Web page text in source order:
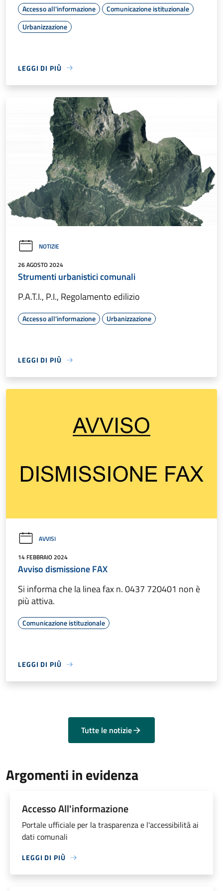
Accesso all'informazione
Comunicazione istituzionale
Urbanizzazione
LEGGI DI PIÙ
NOTIZIE
26 AGOSTO 2024
Strumenti urbanistici comunali
P.A.T.I., P.I., Regolamento edilizio
Accesso all'informazione Urbanizzazione
LEGGI DI PIÙ
AVVISI
14 FEBBRAIO 2024
Avviso dismissione FAX
Si informa che la linea fax n. 0437 720401 non è
più attiva.
Comunicazione istituzionale
LEGGI DI PIÙ
Tutte le notizie
Argomenti in evidenza
Accesso All'informazione
Portale ufficiale per la trasparenza e l'accessibilità ai
dati comunali
LEGGI DI PIÙ